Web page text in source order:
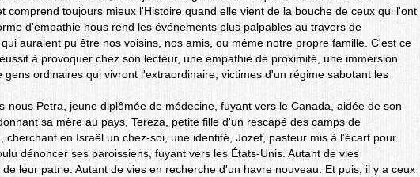
comprend toujours mieux l'Histoire quand elle vient de la bouche de ceux qui l'ont
d'empathie nous rend les événements plus palpables au travers de
auraient pu être nos voisins, nos amis, ou même notre propre famille. C'est ce
à provoquer chez son lecteur, une empathie de proximité, une immersion
gens ordinaires qui vivront l'extraordinaire, victimes d'un régime sabotant les
nous Petra, jeune diplômée de médecine, fuyant vers le Canada, aidée de son
sa mère au pays, Tereza, petite fille d'un rescapé des camps de
cherchant en Israël un chez-soi, une identité, Jozef, pasteur mis à l'écart pour
dénoncer ses paroissiens, fuyant vers les États-Unis. Autant de vies
leur patrie. Autant de vies en recherche d'un havre nouveau. Et puis, il y a ceux